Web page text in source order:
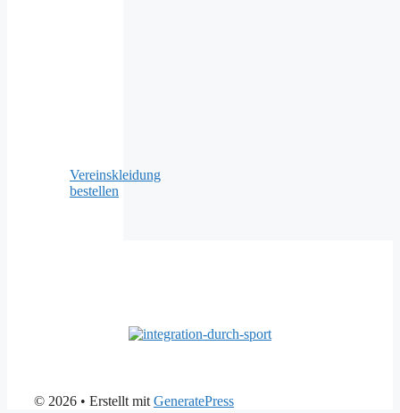
Vereinskleidung
bestellen
© 2026 • Erstellt mit GeneratePress